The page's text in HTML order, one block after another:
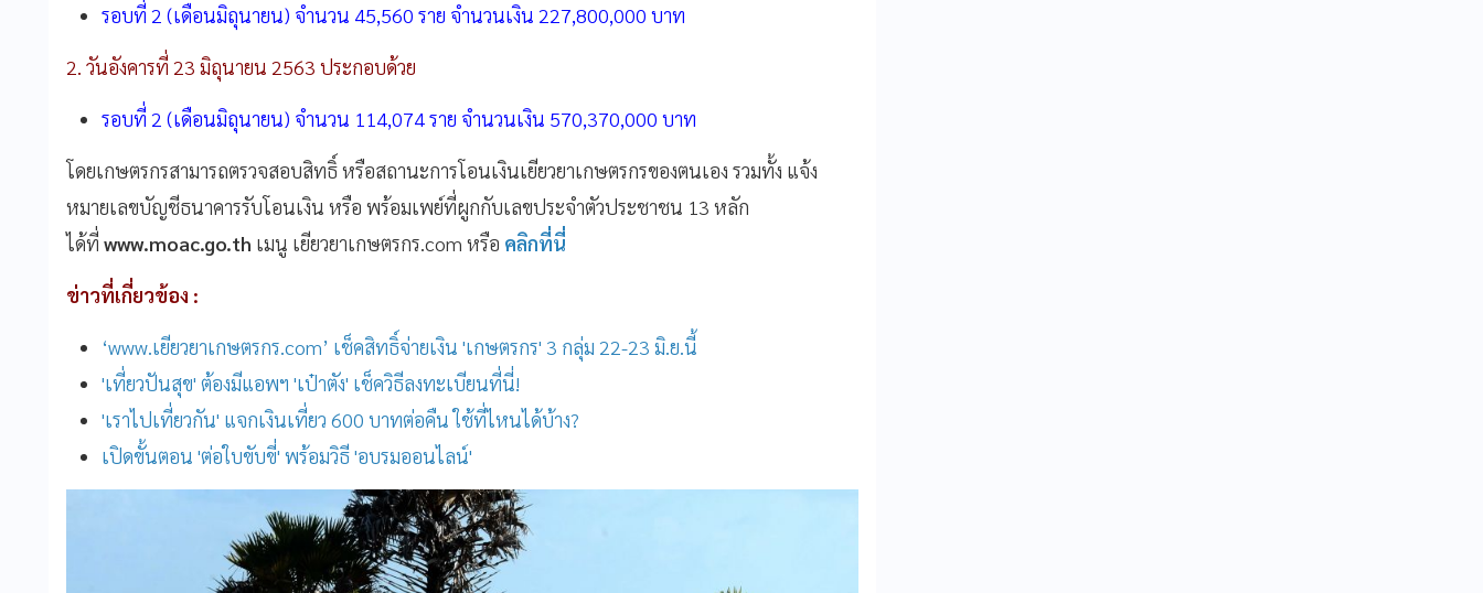
รอบที่ 2 (เดือนมิถุนายน) จำนวน 45,560 ราย จำนวนเงิน 227,800,000 บาท
2. วันอังคารที่ 23 มิถุนายน 2563 ประกอบด้วย
รอบที่ 2 (เดือนมิถุนายน) จำนวน 114,074ราย จำนวนเงิน 570,370,000 บาท
โดยเกษตรกรสามารถตรวจสอบสิทธิ์หรือสถานะการโอนเงินเยียวยาเกษตรกรของตนเอง รวมทั้ง แจ้ง
หมายเลขบัญชีธนาคารรับโอนเงิน หรือ พร้อมเพย์ที่ผูกกับเลขประจำตัวประชาชน 13 หลัก
ได้ที่ www.moac.go.th เมนู เยียวยาเกษตรกร.com หรือ คลิกที่นี่
ข่าวที่เกี่ยวข้อง :
‘www.เยียวยาเกษตรกร.com’ เช็คสิทธิ์จ่ายเงิน 'เกษตรกร' 3 กลุ่ม 22-23 มิ.ย.นี้
'เที่ยวปันสุข' ต้องมีแอพฯ 'เป๋าตัง' เช็ควิธีลงทะเบียนที่นี่!
'เราไปเที่ยวกัน' แจกเงินเที่ยว 600 บาทต่อคืน ใช้ที่ไหนได้บ้าง?
เปิดขั้นตอน 'ต่อใบขับขี่' พร้อมวิธี 'อบรมออนไลน์'